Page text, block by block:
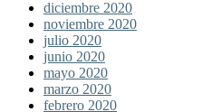
diciembre 2020
noviembre 2020
julio 2020
junio 2020
mayo 2020
marzo 2020
febrero 2020